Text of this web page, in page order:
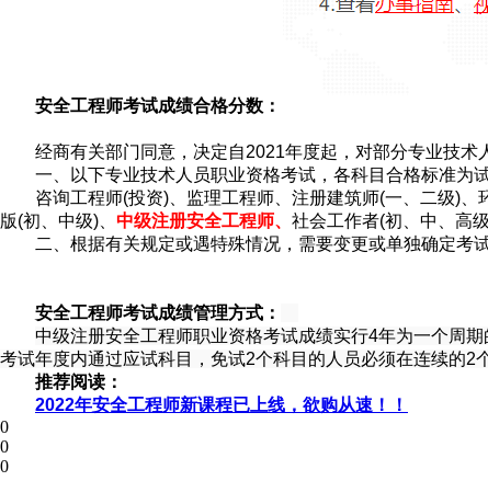
安全工程师考试成绩合格分数：
经商有关部门同意，决定自2021年度起，对部分专业技
一、以下专业技术人员职业资格考试，各科目合格标准为
咨询工程师(投资)、监理工程师、注册建筑师(一、二级)
版(初、中级)、 中级注册安全工程师、 社会工作者(初、中、高
二、根据有关规定或遇特殊情况，需要变更或单独确定考
安全工程师考试成绩管理方式：
中级注册安全工程师职业资格考试成绩实行4年为一个周
考试年度内通过应试科目，免试2个科目的人员必须在连续的
推荐阅读：
2022年安全工程师新课程已上线，欲购从速！！
0
0
0